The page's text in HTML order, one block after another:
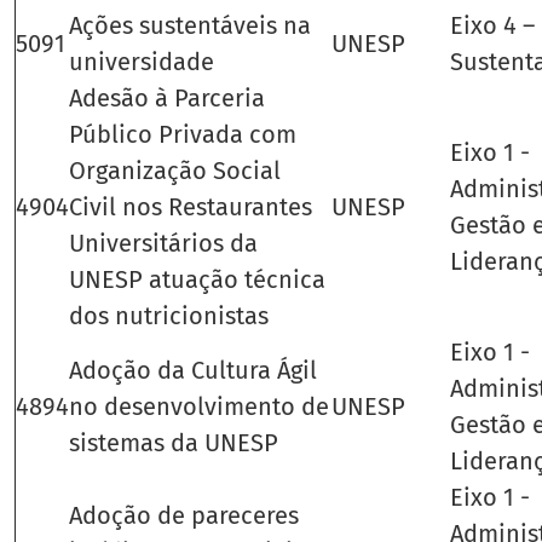
5091
Ações sustentáveis na
universidade
UNESP
Eixo 4 –
4904
Adesão à Parceria
Público Privada com
Organização Social
Civil nos Restaurantes
Universitários da
UNESP atuação técnica
dos nutricionistas
UNESP
Eixo 1 -
Gestão
4894
Adoção da Cultura Ágil
no desenvolvimento de
sistemas da UNESP
UNESP
Eixo 1 -
Gestão
Adoção de pareceres
Eixo 1 -